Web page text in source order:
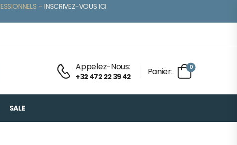
–INSCRIVEZ-VOUS ICI
Appelez-Nous:
+32 472 22 39 42 Panier: 0
SALE